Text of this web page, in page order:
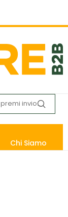
Chi Siamo